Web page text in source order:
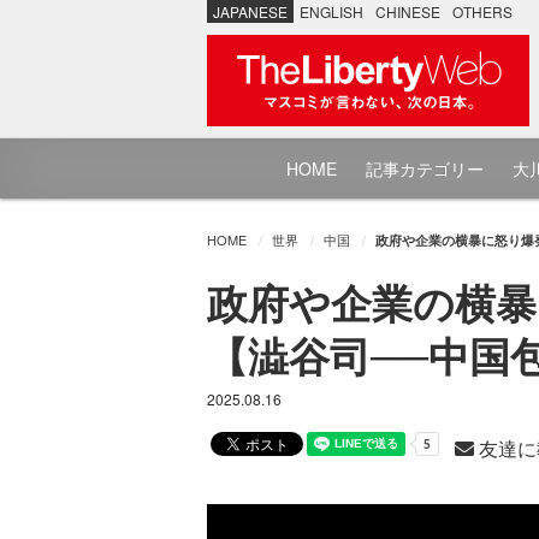
JAPANESE ENGLISH CHINESE OTHERS
HOME 記事カテゴリー 大
HOME 世界 中国 政府や企業の横暴に怒り
政府や企業の横
【澁谷司──中国
2025.08.16
友達